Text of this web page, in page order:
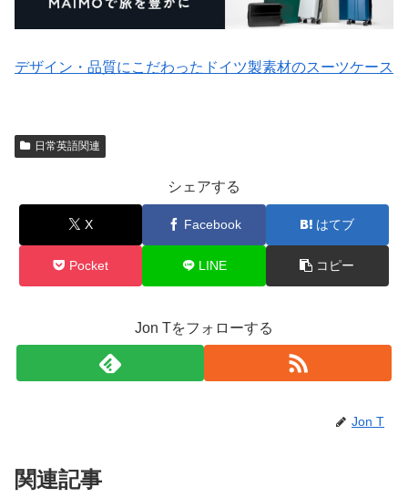
デザイン・品質にこだわったドイツ製素材のスーツケース
日常英語関連
シェアする
X Facebook はてブ
Pocket LINE コピー
Jon Tをフォローする
Jon T
関連記事